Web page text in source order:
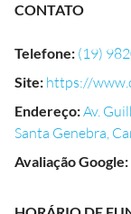
CONTATO
Telefone: (19)
Site: https://
Endereço:Av.
Santa Genebra,
Avaliação Google: